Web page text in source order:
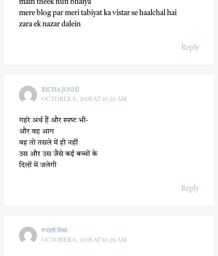
main theek hun bhaiya
mere blog par meri tabiyat ka vistar se haalchal hai
zara ek nazar dalein
Reply
RICHA JOSHI
OCTOBER 6, 2008 AT 10:35 AM
गहरे अर्थ हैं और स्‍पष्‍ट भी-
और वह आग
वह तो तसले में ही नहीं
उस और उस जैसे कई बच्चों के
दिलों में जलेगी
Reply
रूपाली मिश्रा
OCTOBER 6, 2008 AT 10:39 AM